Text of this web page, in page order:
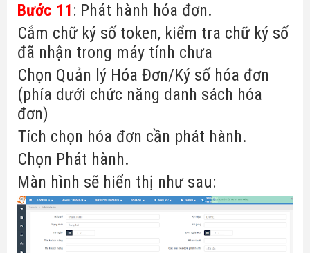
Bước 11: Phát hành hóa đơn.
Cắm chữ ký số token, kiểm tra chữ ký số
đã nhận trong máy tính chưa
Chọn Quản lý Hóa Đơn/Ký số hóa đơn
(phía dưới chức năng danh sách hóa
đơn)
Tích chọn hóa đơn cần phát hành.
Chọn Phát hành.
Màn hình sẽ hiển thị như sau: